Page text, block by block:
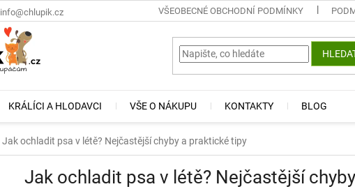
info@chlupik.cz VŠEOBECNÉ OBCHODNÍ PODMÍNKY
KRÁLÍCI A HLODAVCI VŠE O NÁKUPU KONTAKTY BLOG
Jak ochladit psa v létě? Nejčastější chyby a praktické tipy
Jak ochladit psa v létě? Nejčastější